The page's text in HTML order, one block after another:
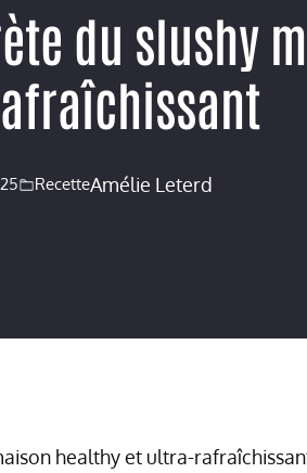
du slushy
RecetteAmélie Leterd
healthy et ultra-